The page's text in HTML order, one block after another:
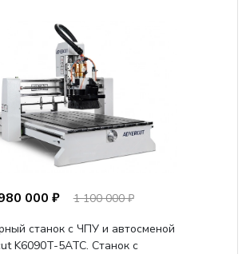
000 ₽
1 100 000 ₽
станок с ЧПУ и автосменой
K6090T-5ATC. Станок с